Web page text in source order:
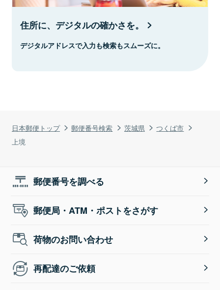
日本郵便トップ 郵便番号検索 茨城県
つくば市
上境
住所に、デジタルの確かさを。
デジタルアドレスで入力も検索もスムーズに。
郵便番号を調べる
郵便局・ATM・ポストをさがす
荷物のお問い合わせ
再配達のご依頼